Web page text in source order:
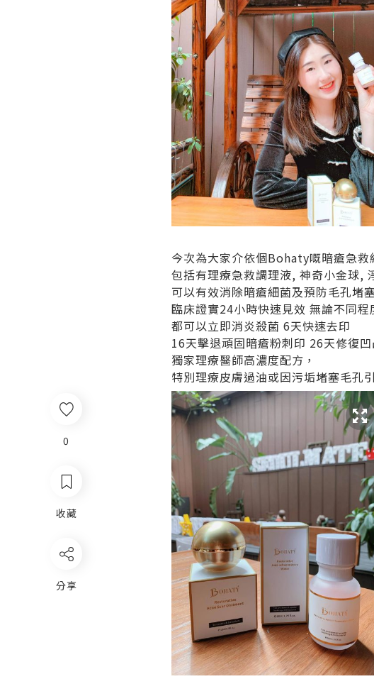
0
收藏
分享
今次為大家介依個Bohaty嘅暗瘡急救
包括有理療急救調理液, 神奇小金球,
可以有效消除暗瘡細菌及預防毛孔堵
臨床證實24小時快速見效 無論不同程
都可以立即消炎殺菌 6天快速去印
16天擊退頑固暗瘡粉刺印 26天修復凹
獨家理療醫師高濃度配方，
特別理療皮膚過油或因污垢堵塞毛孔